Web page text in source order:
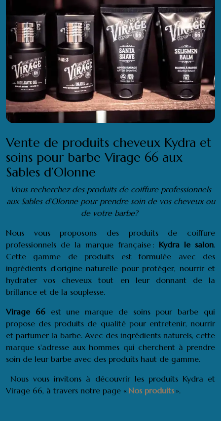
Vente de produits cheveux Kydra et
soins pour barbe Virage 66 aux
Sables d’Olonne
Vous recherchez des produits de coiffure professionnels
aux Sables d’Olonne pour prendre soin de vos cheveux ou
de votre barbe?
Nous vous proposons des produits de coiffure
professionnels de la marque française : Kydra le salon.
Cette gamme de produits est formulée avec des
ingrédients d'origine naturelle pour protéger, nourrir et
hydrater vos cheveux tout en leur donnant de la
brillance et de la souplesse.
Virage 66est une marque de soins pour barbe qui
propose des produits de qualité pour entretenir, nourrir
et parfumer la barbe. Avec des ingrédients naturels, cette
marque s'adresse aux hommes qui cherchent à prendre
soin de leur barbe avec des produits haut de gamme.
Nous vous invitons à découvrir les produits Kydra et
Virage 66, à travers notre page « Nos produits ».